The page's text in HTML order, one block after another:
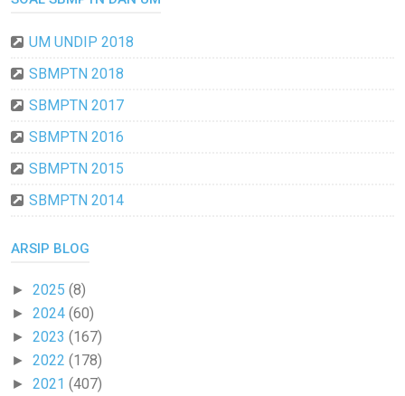
UM UNDIP 2018
SBMPTN 2018
SBMPTN 2017
SBMPTN 2016
SBMPTN 2015
SBMPTN 2014
ARSIP BLOG
► 2025 (8)
► 2024 (60)
► 2023 (167)
► 2022 (178)
► 2021 (407)